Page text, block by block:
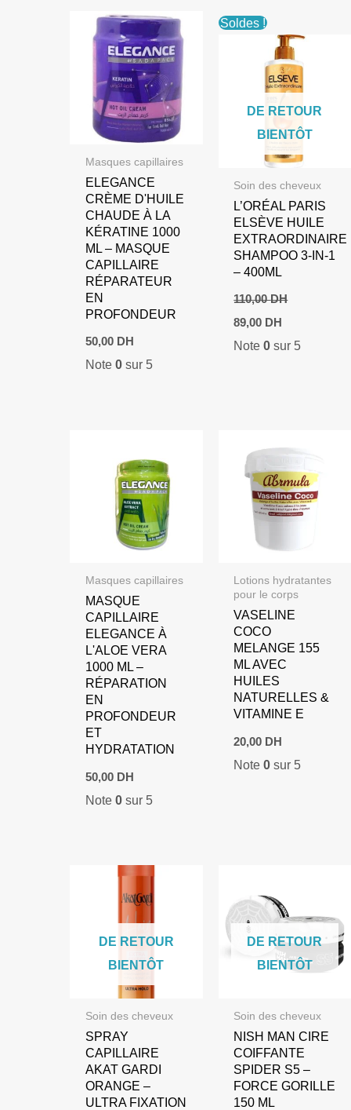
Masques capillaires
ELEGANCE
CRÈME D'HUILE
CHAUDE À LA
KÉRATINE 1000
ML – MASQUE
CAPILLAIRE
RÉPARATEUR
EN
PROFONDEUR
50,00 DH
Note 0sur 5
Soldes !
DE RETOUR
BIENTÔT
Soin des cheveux
L’ORÉAL PARIS
ELSÈVE HUILE
EXTRAORDINAIRE
SHAMPOO 3-IN-1
– 400ML
110,00DH
Le
prix
initial
89,00 DH
actuel
Note0 sur 5
Masques capillaires
MASQUE
CAPILLAIRE
ELEGANCE À
L'ALOE VERA
1000 ML –
RÉPARATION
EN
PROFONDEUR
ET
HYDRATATION
50,00 DH
Note 0sur 5
Lotions hydratantes
pour le corps
VASELINE
COCO
MELANGE 155
ML AVEC
HUILES
NATURELLES &
VITAMINE E
20,00 DH
Note0 sur 5
DE RETOUR
BIENTÔT
Soin des cheveux
SPRAY
CAPILLAIRE
AKAT GARDI
ORANGE –
ULTRA FIXATION
DE RETOUR
BIENTÔT
Soin des cheveux
NISH MAN CIRE
COIFFANTE
SPIDER S5 –
FORCE GORILLE
150 ML